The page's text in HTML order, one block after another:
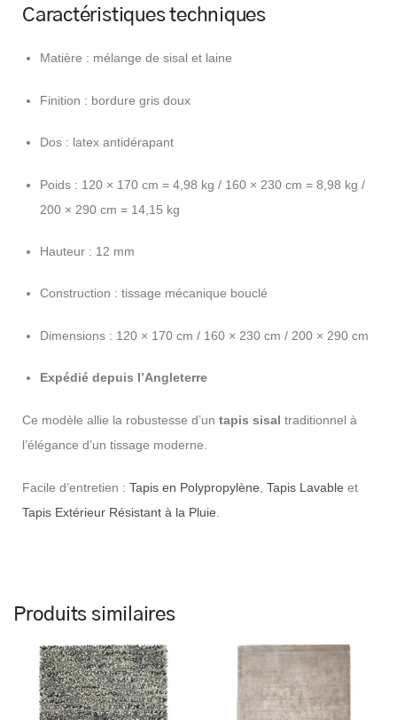
Caractéristiques techniques
Matière : mélange de sisal et laine
Finition : bordure gris doux
Dos : latex antidérapant
Poids : 120 × 170 cm = 4,98 kg / 160 × 230 cm = 8,98 kg /
200 × 290 cm = 14,15 kg
Hauteur : 12 mm
Construction : tissage mécanique bouclé
Dimensions : 120 × 170 cm / 160 × 230 cm / 200 × 290 cm
Expédié depuis l’Angleterre
Ce modèle allie la robustesse d’un tapis sisal traditionnel à
l’élégance d’un tissage moderne.
Facile d’entretien : Tapis en Polypropylène Tapis Lavable et
Tapis Extérieur Résistant à la Pluie
Produits similaires